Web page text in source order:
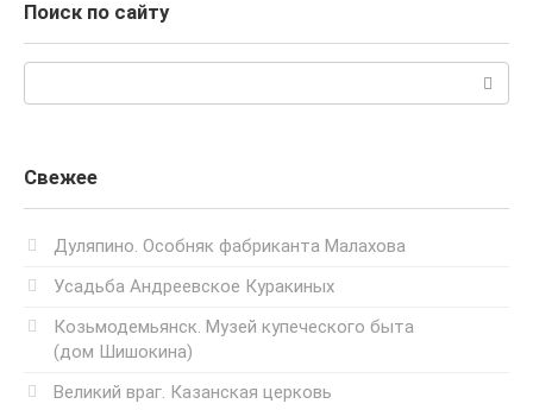
Поиск по сайту
Свежее
Дуляпино. Особняк фабриканта Малахова
Усадьба Андреевское Куракиных
Козьмодемьянск. Музей купеческого быта
(дом Шишокина)
Великий враг. Казанская церковь